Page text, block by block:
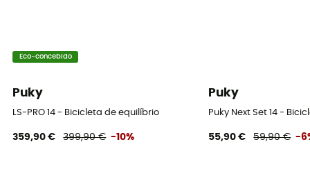
Eco-concebido
Puky
LS-PRO 14 - Bicicleta de equilíbrio
359,90 € 399,90 € -10%
Puky
Puky Next Set 14 -
55,90 € 59,90 € -